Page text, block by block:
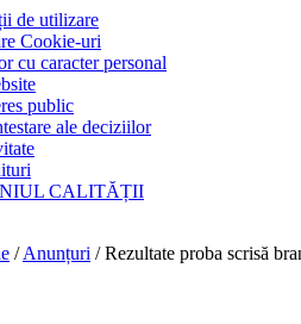
de utilizare
Cookie-uri
cu caracter personal
public
ale deciziilor
CALITĂȚII
/Anunțuri /Rezultate proba scrisă